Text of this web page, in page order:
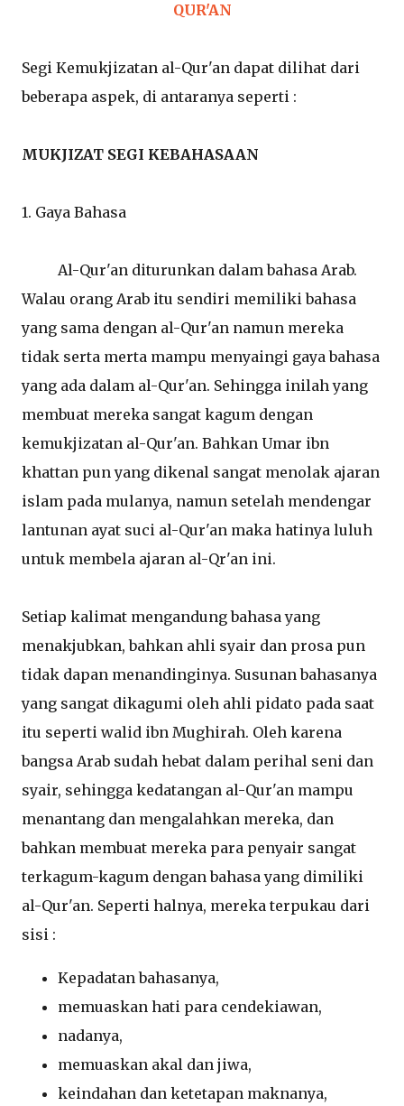
QUR'AN
Segi Kemukjizatan al-Qur'an dapat dilihat dari
beberapa aspek, di antaranya seperti :
MUKJIZAT SEGI KEBAHASAAN
1. Gaya Bahasa
Al-Qur'an diturunkan dalam bahasa Arab.
Walau orang Arab itu sendiri memiliki bahasa
yang sama dengan al-Qur'an namun mereka
tidak serta merta mampu menyaingi gaya bahasa
yang ada dalam al-Qur'an. Sehingga inilah yang
membuat mereka sangat kagum dengan
kemukjizatan al-Qur'an. Bahkan Umar ibn
khattan pun yang dikenal sangat menolak ajaran
islam pada mulanya, namun setelah mendengar
lantunan ayat suci al-Qur'an maka hatinya luluh
untuk membela ajaran al-Qr'an ini.
Setiap kalimat mengandung bahasa yang
menakjubkan, bahkan ahli syair dan prosa pun
tidak dapan menandinginya. Susunan bahasanya
yang sangat dikagumi oleh ahli pidato pada saat
itu seperti walid ibn Mughirah. Oleh karena
bangsa Arab sudah hebat dalam perihal seni dan
syair, sehingga kedatangan al-Qur'an mampu
menantang dan mengalahkan mereka, dan
bahkan membuat mereka para penyair sangat
terkagum-kagum dengan bahasa yang dimiliki
al-Qur'an. Seperti halnya, mereka terpukau dari
sisi :
Kepadatan bahasanya,
memuaskan hati para cendekiawan,
nadanya,
memuaskan akal dan jiwa,
keindahan dan ketetapan maknanya,